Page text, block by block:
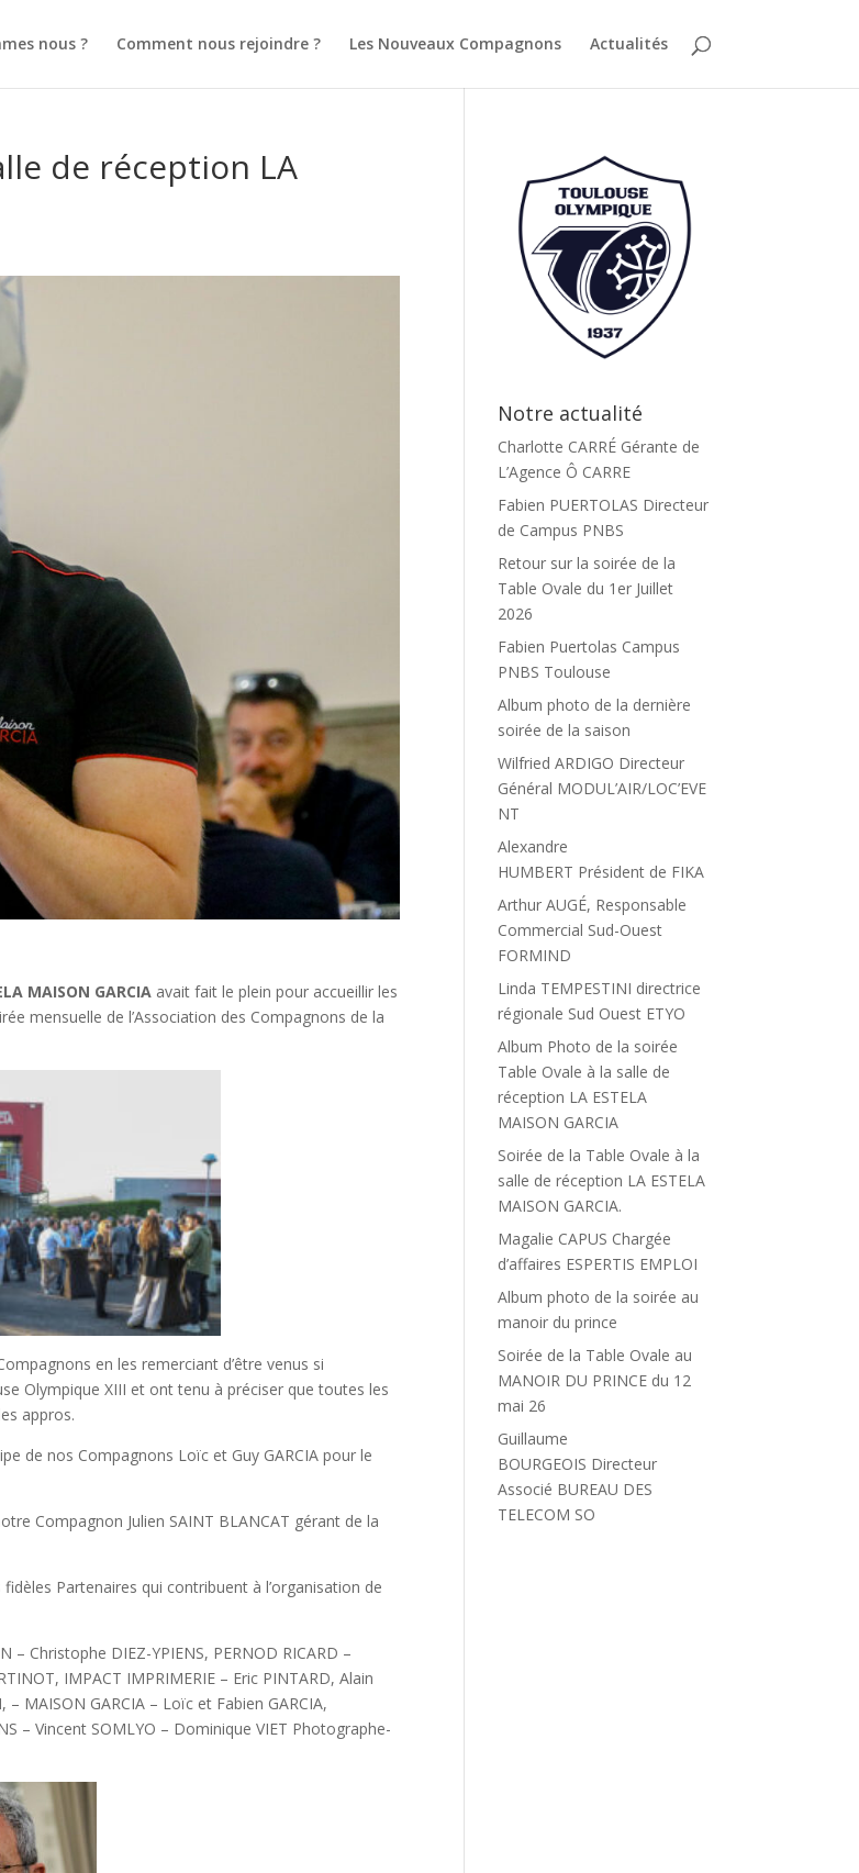
nous ? Comment nous rejoindre ? Les Nouveaux Compagnons Actualités
de réception LA
MAISON GARCIA avait fait le plein pour accueillir les
mensuelle de l’Association des Compagnons de la
en les remerciant d’être venus si
Olympique XIII et ont tenu à préciser que toutes les
appros.
de nos Compagnons Loïc et Guy GARCIA pour le
Compagnon Julien SAINT BLANCAT gérant de la
Partenaires qui contribuent à l’organisation de
– Christophe DIEZ-YPIENS, PERNOD RICARD –
IMPACT IMPRIMERIE – Eric PINTARD, Alain
MAISON GARCIA – Loïc et Fabien GARCIA,
– Vincent SOMLYO – Dominique VIET Photographe-
Notre actualité
Charlotte CARRÉ Gérante de
L’Agence Ô CARRE
Fabien PUERTOLAS Directeur
de Campus PNBS
Retour sur la soirée de la
Table Ovale du 1er Juillet
2026
Fabien Puertolas Campus
PNBS Toulouse
Album photo de la dernière
soirée de la saison
Wilfried ARDIGO Directeur
Général MODUL’AIR/LOC’EVE
NT
Alexandre
HUMBERT Président de FIKA
Arthur AUGÉ, Responsable
Commercial Sud-Ouest
FORMIND
Linda TEMPESTINI directrice
régionale Sud Ouest ETYO
Album Photo de la soirée
Table Ovale à la salle de
réception LA ESTELA
MAISON GARCIA
Soirée de la Table Ovale à la
salle de réception LA ESTELA
MAISON GARCIA.
Magalie CAPUS Chargée
d’affaires ESPERTIS EMPLOI
Album photo de la soirée au
manoir du prince
Soirée de la Table Ovale au
MANOIR DU PRINCE du 12
mai 26
Guillaume
BOURGEOIS Directeur
Associé BUREAU DES
TELECOM SO